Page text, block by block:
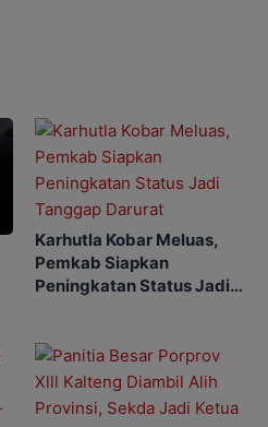
Karhutla Kobar Meluas,
Pemkab Siapkan
Peningkatan Status Jadi